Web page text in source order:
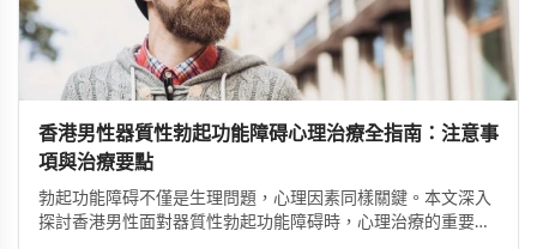
香港男性器質性勃起功能障碍心理治療全指南：注意事
項與治療要點
勃起功能障碍不僅是生理問題，心理因素同樣關鍵。本文深入
探討香港男性面對器質性勃起功能障碍時，心理治療的重要注